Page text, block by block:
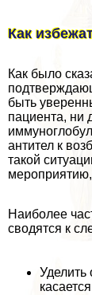
Как
Как было
быть
пациента, ни
антител к
такой
мероприятию,
Наиболее
сводятся к
Уделить